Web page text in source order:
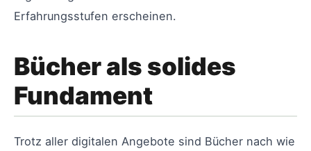
Erfahrungsstufen erscheinen.
Bücher als solides
Fundament
Trotz aller digitalen Angebote sind Bücher nach wie